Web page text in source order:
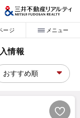
ージ メニュー
情報